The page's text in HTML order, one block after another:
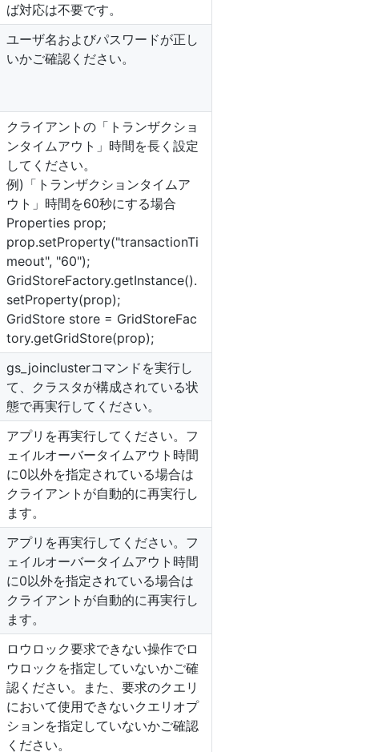
ば対応は不要です。
ユーザ名およびパスワードが正し
いかご確認ください。
クライアントの「トランザクショ
ンタイムアウト」時間を長く設定
してください。
例)「トランザクションタイムア
ウト」時間を60秒にする場合
Properties prop;
prop.setProperty("transactionTi
meout", "60");
GridStoreFactory.getInstance().
setProperty(prop);
GridStore store = GridStoreFac
tory.getGridStore(prop);
gs_joinclusterコマンドを実行し
て、クラスタが構成されている状
態で再実行してください。
アプリを再実行してください。フ
ェイルオーバータイムアウト時間
に0以外を指定されている場合は
クライアントが自動的に再実行し
ます。
アプリを再実行してください。フ
ェイルオーバータイムアウト時間
に0以外を指定されている場合は
クライアントが自動的に再実行し
ます。
ロウロック要求できない操作でロ
ウロックを指定していないかご確
認ください。また、要求のクエリ
において使用できないクエリオプ
ションを指定していないかご確認
ください。